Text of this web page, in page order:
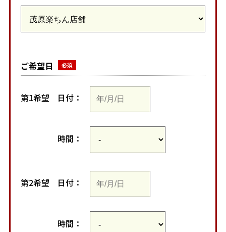
ご希望日
第1希望 日付：
時間：
第2希望 日付：
時間：